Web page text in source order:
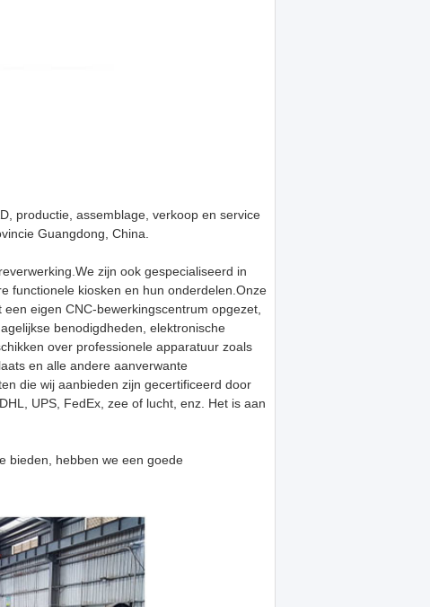
productie, assemblage, verkoop en service
Guangdong, China.
zijn ook gespecialiseerd in
functionele kiosken en hun onderdelen.Onze
eigen CNC-bewerkingscentrum opgezet,
benodigdheden, elektronische
over professionele apparatuur zoals
en alle andere aanverwante
die wij aanbieden zijn gecertificeerd door
UPS, FedEx, zee of lucht, enz. Het is aan
bieden, hebben we een goede